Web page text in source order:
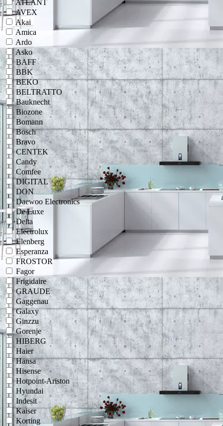
ATLANT
AVEX
Akai
Amica
Ardo
Asko
BAFF
BBK
BEKO
BELTRATTO
Bauknecht
Biozone
Bomann
Bosch
Bravo
CENTEK
Candy
Comfee
DIGITAL
DON
Daewoo Electronics
De Luxe
Delta
Electrolux
Elenberg
Esperanza
FROSTOR
Fagor
Frigidaire
GRAUDE
Gaggenau
Galaxy
Ginzzu
Gorenje
HIBERG
Haier
Hansa
Hisense
Hotpoint-Ariston
Hyundai
Indesit
Kaiser
Korting